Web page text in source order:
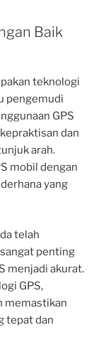
Baik
teknologi
pengemudi
GPS
dan
arah.
mobil dengan
yang
telah
penting
menjadi akurat.
GPS,
memastikan
tepat dan